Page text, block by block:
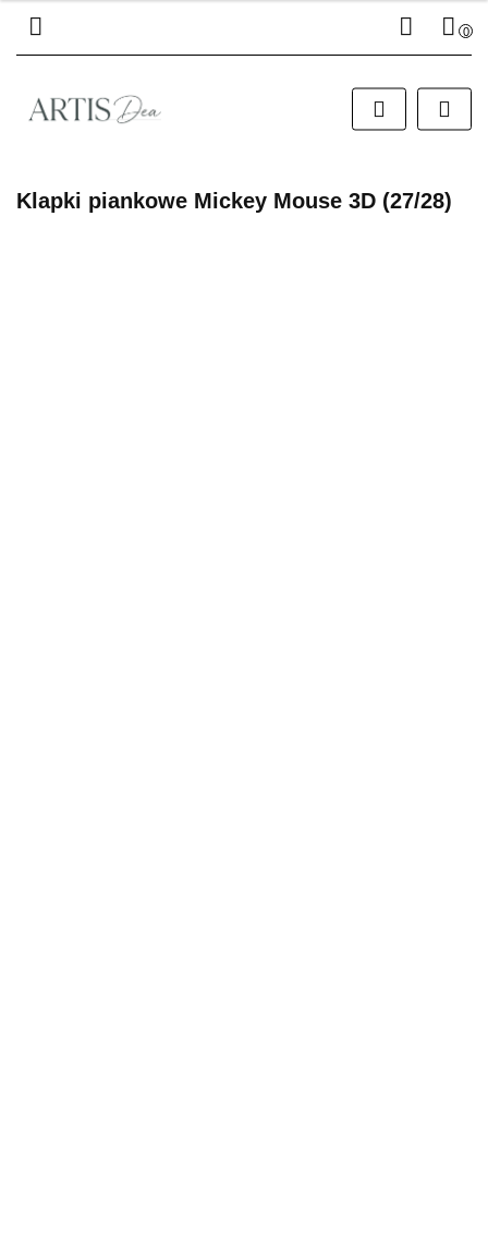
Zaloguj się
Zarejestruj się
0
Klapki piankowe Mickey Mouse 3D (27/28)